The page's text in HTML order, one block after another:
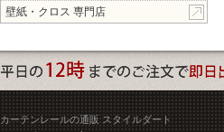
壁紙・クロス 専門店
カーテンレールの通販 スタイルダート